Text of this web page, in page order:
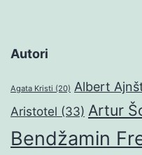
Autori
Agata Kristi (20) Albert
Aristotel (33) Artur
Bendžamin